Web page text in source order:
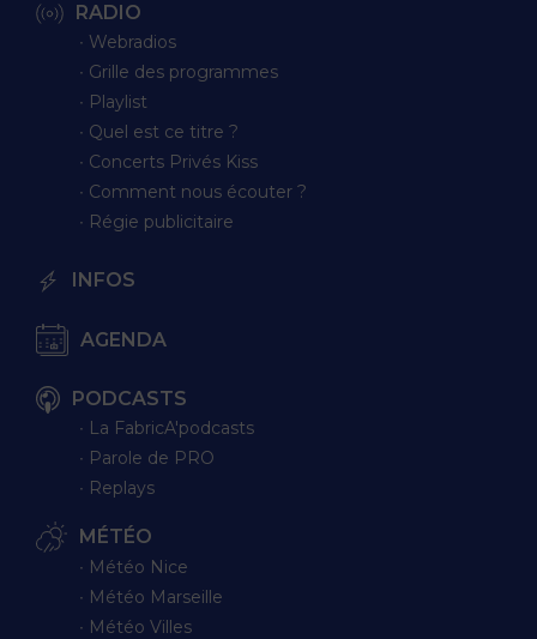
RADIO
∙ Webradios
∙ Grille des programmes
∙ Playlist
∙ Quel est ce titre ?
∙ Concerts Privés Kiss
∙ Comment nous écouter ?
∙ Régie publicitaire
INFOS
AGENDA
PODCASTS
∙ La FabricA'podcasts
∙ Parole de PRO
∙ Replays
MÉTÉO
∙ Météo Nice
∙ Météo Marseille
∙ Météo Villes